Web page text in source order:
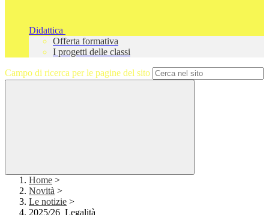
Didattica
Offerta formativa
I progetti delle classi
Campo di ricerca per le pagine del sito
Home >
Novità >
Le notizie >
2025/26_Legalità